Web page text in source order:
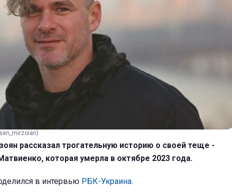
рассказал трогательную историю о своей теще -
которая умерла в октябре 2023 года.
в интервью РБК-Украина.